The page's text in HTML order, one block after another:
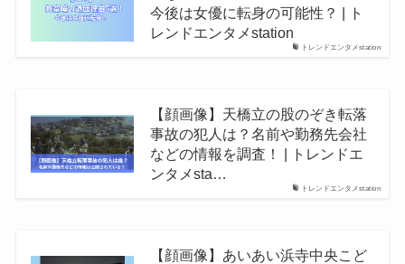
トレンドエンタメstation
今後は女優に転身の可能性？ | ト
レンドエンタメstation
トレンドエンタメstation
【顔画像】天橋立の股のぞき転落
事故の犯人は？名前や勤務先会社
などの情報を調査！ | トレンドエ
ンタメsta…
【顔画像】あいあい浜寺中央こど